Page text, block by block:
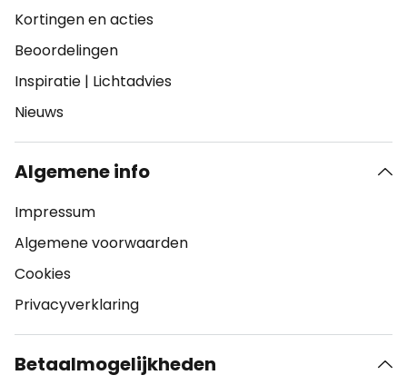
Kortingen en acties
Beoordelingen
Inspiratie | Lichtadvies
Nieuws
Algemene info
Impressum
Algemene voorwaarden
Cookies
Privacyverklaring
Betaalmogelijkheden